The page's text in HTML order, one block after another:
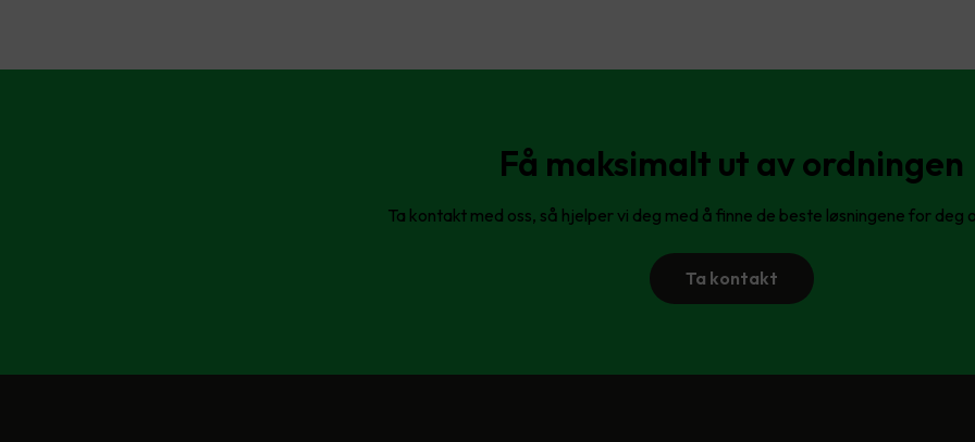
Få maksimalt ut av ordningen
Ta kontakt med oss, så hjelper vi deg med å finne de beste løsningene for deg
Ta kontakt